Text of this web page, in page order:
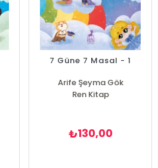
7 Güne 7 Masal - 1
Arife Şeyma Gök
Ren Kitap
₺130,00